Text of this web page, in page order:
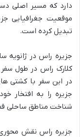
دارد که مسیر اصلی
موقعیت جغرافیایی
تبدیل کرده است.
کلارک راس در طول
در این سفر با کشتی
جزیره را به افتخار
شناخت مناطق ساحلی
جزیره راس نقش